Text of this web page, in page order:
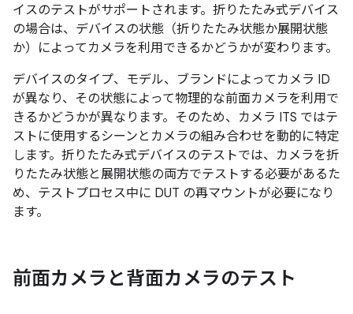
イスのテストがサポートされます。折りたたみ式デバイス
の場合は、デバイスの状態（折りたたみ状態か展開状態
か）によってカメラを利用できるかどうかが変わります。
デバイスのタイプ、モデル、ブランドによってカメラ ID
が異なり、その状態によって物理的な前面カメラを利用で
きるかどうかが異なります。そのため、カメラ ITS ではテ
ストに使用するシーンとカメラの組み合わせを動的に特定
します。折りたたみ式デバイスのテストでは、カメラを折
りたたみ状態と展開状態の両方でテストする必要があるた
め、テストプロセス中に DUT の再マウントが必要になり
ます。
前面カメラと背面カメラのテスト